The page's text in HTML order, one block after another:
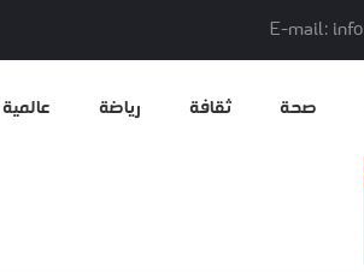
صحة ثقافة رياضة عالمية